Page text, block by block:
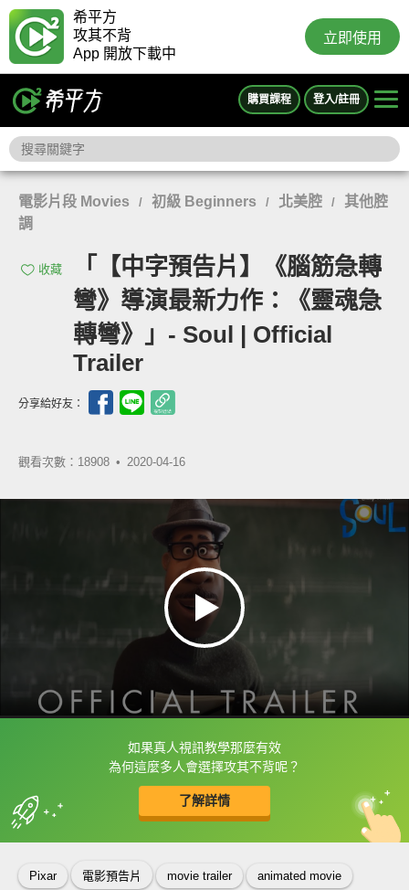
希平方
攻其不背
App 開放下載中
立即使用
購買課程 登入/註冊
電影片段 Movies / 初級 Beginners / 北美腔 /
其他腔
調
收藏
「【中字預告片】《腦筋急轉
彎》導演最新力作：《靈魂急
轉彎》」- Soul | Official
Trailer
分享給好友：
觀看次數：18908 • 2020-04-16
如果真人視訊教學那麼有效
為何這麼多人會選擇攻其不背呢？
了解詳情
框選或點兩下字幕可以直接查字典喔！
收錄佳句 中
英
Pixar 電影預告片 movie trailer animated movie